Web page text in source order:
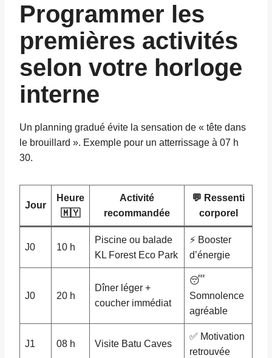
Programmer les
premières activités
selon votre horloge
interne
Un planning gradué évite la sensation de « tête dans
le brouillard ». Exemple pour un atterrissage à 07 h
30.
Jour
Heure
🇲🇾
Activité
recommandée
💬 Ressenti
corporel
J0 10 h
Piscine ou balade
KL Forest Eco Park
⚡ Booster
d’énergie
J0 20 h
Dîner léger +
coucher immédiat
😴
Somnolence
agréable
J1 08 h Visite Batu Caves
✅ Motivation
retrouvée